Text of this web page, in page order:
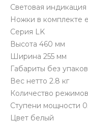
Световая индикация
Ножки в комплекте
Серия LK
Высота 460 мм
Ширина 255 мм
Габариты без
Вес нетто 2.8 кг
Количество
Ступени мощности
Цвет белый